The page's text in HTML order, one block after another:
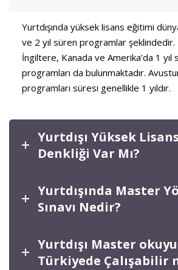
Yurtdışında yüksek lisans eğitimi
ve 2 yıl süren programlar
İngiltere, Kanada ve Amerika’da 1 yıl
programları da bulunmaktadır.
programları süresi genellikle 1 yıldır.
Yurtdışı Yüksek
Denkliği Var Mı?
Yurtdışında Master
Sınavı Nedir?
Yurtdışı Master
Türkiyede Çalışabilir